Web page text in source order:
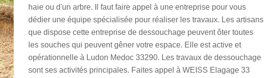
haie ou d'un arbre. Il faut faire appel à une entreprise pour vous
dédier une équipe spécialisée pour réaliser les travaux. Les artisans
que dispose cette entreprise de dessouchage peuvent ôter toutes
les souches qui peuvent gêner votre espace. Elle est active et
opérationnelle à Ludon Medoc 33290. Les travaux de dessouchage
sont ses activités principales. Faites appel à WEISS Elagage 33